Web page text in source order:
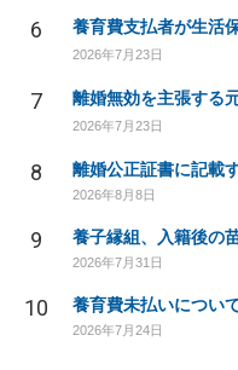
6 養育費支払者が生活
2026年7月23日
7 離婚無効を主張する
2026年7月23日
8 離婚公正証書に記載
2026年8月8日
9 養子縁組、入籍後の
2026年7月31日
10 養育費未払いについ
2026年7月24日